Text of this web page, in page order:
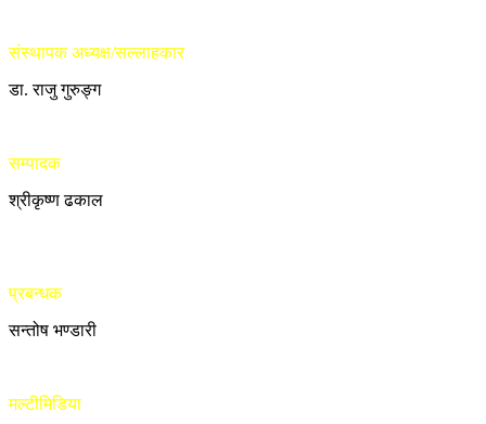
संस्थापक अध्यक्ष/सल्लाहकार
डा. राजु गुरुङ्ग
सम्पादक
श्रीकृष्ण ढकाल
प्रबन्धक
सन्तोष भण्डारी
मल्टीमिडिया